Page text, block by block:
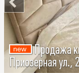
Продажа
Приозерная ул.,